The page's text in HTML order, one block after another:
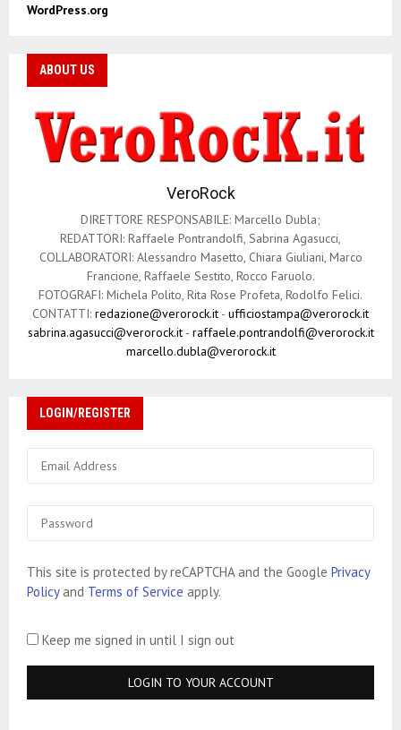
WordPress.org
ABOUT US
VeroRock
DIRETTORE RESPONSABILE: Marcello Dubla;
REDATTORI: Raffaele Pontrandolfi, Sabrina Agasucci,
COLLABORATORI: Alessandro Masetto, Chiara Giuliani, Marco
Francione, Raffaele Sestito, Rocco Faruolo.
FOTOGRAFI: Michela Polito, Rita Rose Profeta, Rodolfo Felici.
CONTATTI: redazione@verorock.it - ufficiostampa@verorock.it
sabrina.agasucci@verorock.it- raffaele.pontrandolfi@verorock.it
marcello.dubla@verorock.it
LOGIN/REGISTER
This site is protected by reCAPTCHA and the Google Privacy
Policyand Terms of Service apply.
Keep me signed in until I sign out